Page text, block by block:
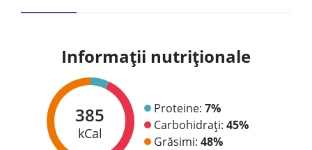
Informații nutriționale
385
kCal
Proteine: 7%
Carbohidrați: 45%
Grăsimi: 48%